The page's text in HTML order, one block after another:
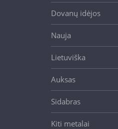
Dovanų idėjos
Nauja
Lietuviška
Auksas
Sidabras
Kiti metalai